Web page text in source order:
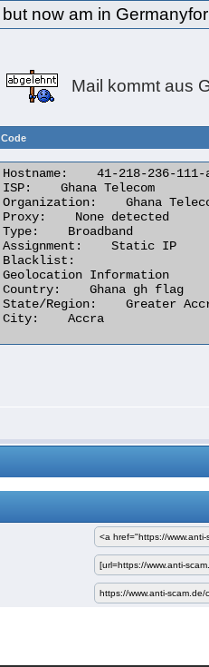
but now am in
Mail kommt aus
Code
Hostname:    41-218-236-
ISP:    Ghana Telecom
Organization:    Ghana
Proxy:    None detected
Type:    Broadband
Assignment:    Static IP
Blacklist:
Geolocation Information
Country:    Ghana gh flag
State/Region:    Greater
City:    Accra